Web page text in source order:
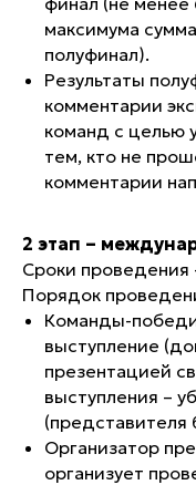
максимума
полуфинал).
Результаты
комментарии
команд с целью
тем, кто не
комментарии
2 этап –
Сроки проведения
Порядок
Команды-
выступление
презентацией
выступления –
(представителя
Организатор
организует